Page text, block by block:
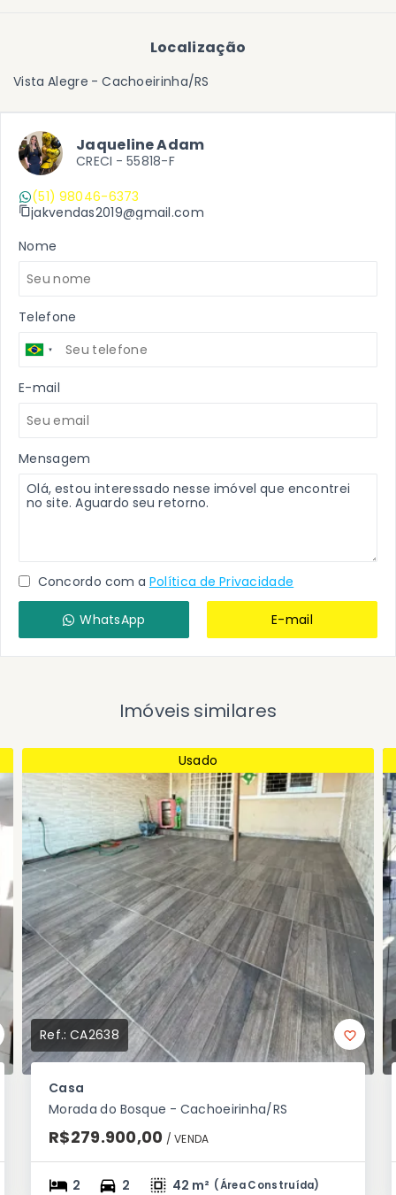
Localização
Vista Alegre - Cachoeirinha/RS
Jaqueline Adam
CRECI - 55818-F
(51) 98046-6373
jakvendas2019@gmail.com
Nome
Telefone
E-mail
Mensagem
Concordo com a Política de Privacidade
WhatsApp E-mail
Imóveis similares
Usado
Ref.:CA2638
Casa
Morada do Bosque - Cachoeirinha/RS
R$279.900,00 / VENDA
2 2 42 m² (Área Construída)